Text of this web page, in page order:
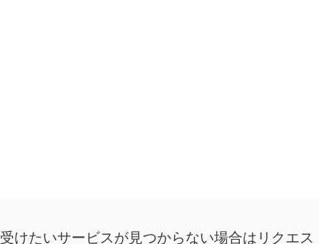
受けたいサービスが見つからない場合はリクエス